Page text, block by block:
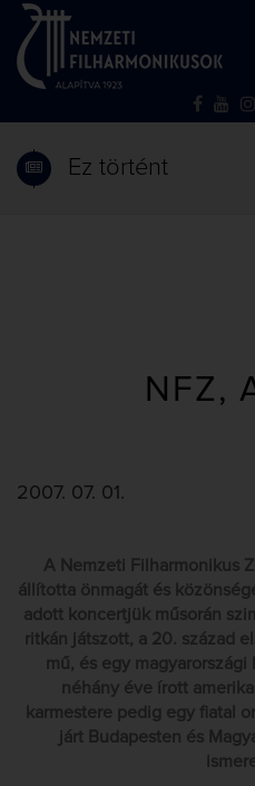
Ez történt
NFZ,
2007. 07. 01.
A Nemzeti Filharmonikus
állította önmagát és
adott koncertjük műsorán
ritkán játszott, a 20. század
mű, és egy
néhány éve írott
karmestere pedig egy fiatal
járt Budapesten és